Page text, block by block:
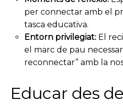
per connectar amb el
tasca educativa.
Entorn privilegiat: El
el marc de pau
reconnectar” amb la
Educar des